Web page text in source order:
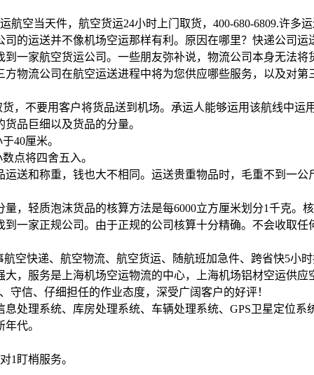
空当天件，航空货运24小时上门取货，400-680-6809.许多
的运送并不像机场空运那样有利。原因在哪里？快递公司
一家航空货运公司。一些朋友弥补说，物流公司本身无法将
物流公司在航空运送进程中将为您供应哪些服务，以及对第
，不要用客户将货品送到机场。承运人能够运用该航线中
品巨细以及货品的分量。
40厘米。
点将四舍五入。
送和称重，钱也大不相同。运送贵重物品时，毛重不到一
，轻质泡沫货品的核算方法是每6000立方厘米划分1千克。
到一家正规公司。由于正规的公司核算十分精确。不会收取
空快递、航空物流、航空货运、随航班加急件、跨省快5小
，服务是上海机场空运物流的中心，上海机场铝材空运供
信、仔细担任的作业态度，深受广阔客户的好评！
处理系统、库房处理系统、车辆处理系统、GPS卫星定位
代。
1盯梢服务。